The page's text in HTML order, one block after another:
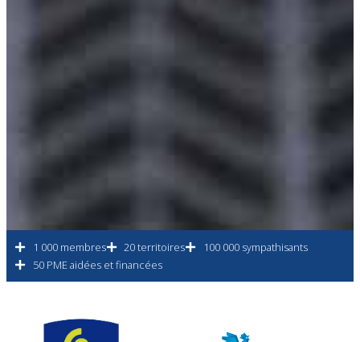
1 000 membres 20 territoires
100 000 sympathisants
50 PME aidées et financées